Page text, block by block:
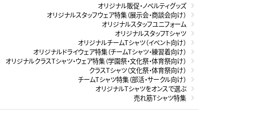
オリジナル販促・ノベルティグッズ
オリジナルスタッフウェア特集（展示会・商談会向け）
オリジナルスタッフユニフォーム
オリジナルスタッフTシャツ
オリジナルチームTシャツ（イベント向け）
オリジナルドライウェア特集（チームTシャツ・練習着向け）
オリジナルクラスTシャツ・ウェア特集（学園祭・文化祭・体育祭向け）
クラスTシャツ（文化祭・体育祭向け）
チームTシャツ特集（部活・サークル向け）
オリジナルTシャツをオンスで選ぶ
売れ筋Tシャツ特集